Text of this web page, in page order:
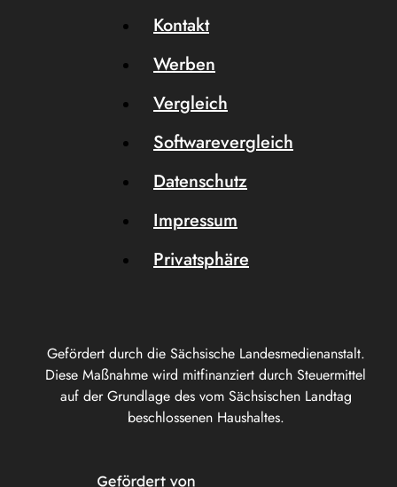
Gefördert durch die Sächsische Landesmedienanstalt.
Diese Maßnahme wird mitfinanziert durch Steuermittel
auf der Grundlage des vom Sächsischen Landtag
beschlossenen Haushaltes.
Kontakt
Werben
Vergleich
Softwarevergleich
Datenschutz
Impressum
Privatsphäre